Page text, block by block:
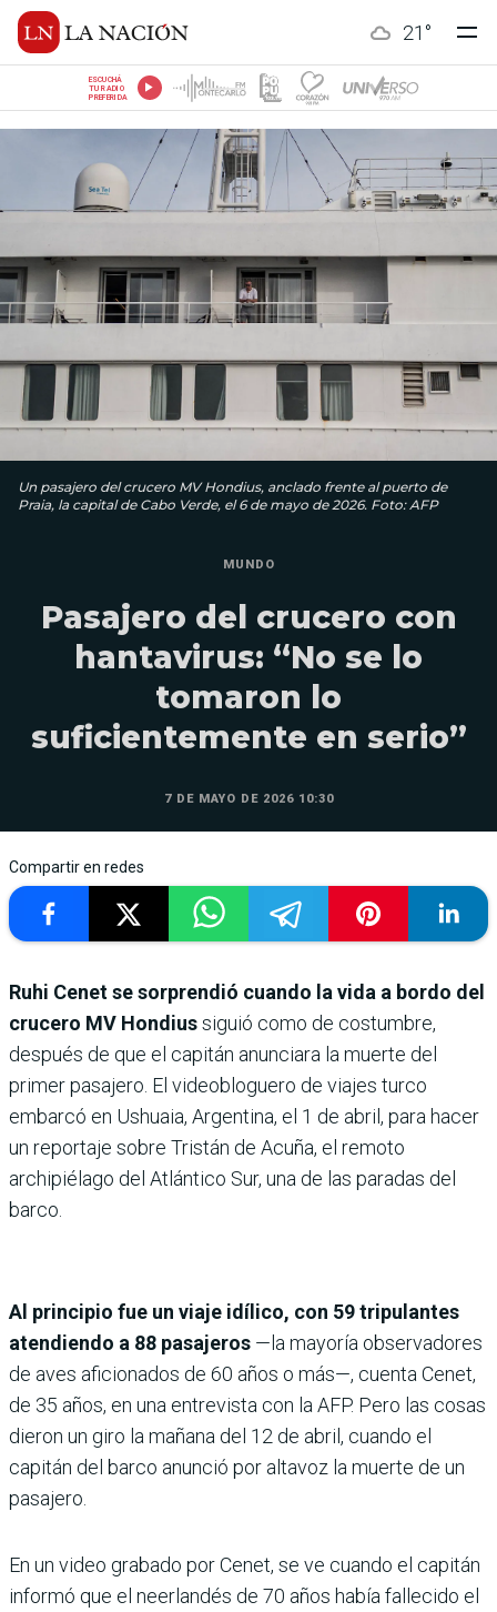
21 °
ESCUCHÁ
TU RADIO
PREFERIDA
Un pasajero del crucero MV Hondius, anclado frente al puerto de
Praia, la capital de Cabo Verde, el 6 de mayo de 2026. Foto: AFP
MUNDO
Pasajero del crucero con
hantavirus: “No se lo
tomaron lo
suficientemente en serio”
7 DE MAYO DE 2026 10:30
Compartir en redes
Ruhi Cenet se sorprendió cuando la vida a bordo del
crucero MV Hondiussiguió como de costumbre,
después de que el capitán anunciara la muerte del
primer pasajero. El videobloguero de viajes turco
embarcó en Ushuaia, Argentina, el 1 de abril, para hacer
un reportaje sobre Tristán de Acuña, el remoto
archipiélago del Atlántico Sur, una de las paradas del
barco.
Al principio fue un viaje idílico, con 59 tripulantes
atendiendo a 88 pasajeros —la mayoría observadores
de aves aficionados de 60 años o más—, cuenta Cenet,
de 35 años, en una entrevista con la AFP. Pero las cosas
dieron un giro la mañana del 12 de abril, cuando el
capitán del barco anunció por altavoz la muerte de un
pasajero.
En un video grabado por Cenet, se ve cuando el capitán
informó que el neerlandés de 70 años había fallecido el